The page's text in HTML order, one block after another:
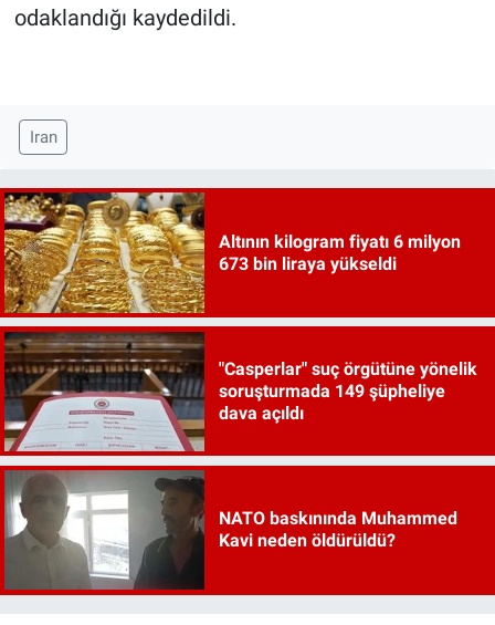
odaklandığı kaydedildi.
Iran
Altının kilogram fiyatı 6 milyon
673 bin liraya yükseldi
"Casperlar" suç örgütüne yönelik
soruşturmada 149 şüpheliye
dava açıldı
NATO baskınında Muhammed
Kavi neden öldürüldü?